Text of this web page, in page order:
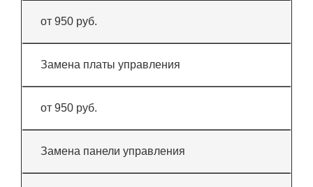
от 950 руб.
Замена платы управления
от 950 руб.
Замена панели управления